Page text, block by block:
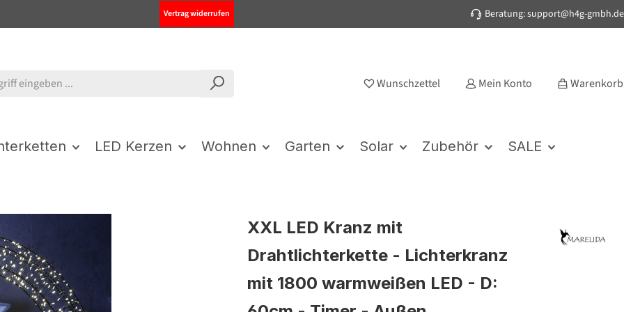
Vertrag widerrufen Beratung: support@h4g-gmbh.de
Wunschzettel Mein Konto Warenkorb
LED Kerzen Wohnen Garten Solar Zubehör SALE
XXL LED Kranz mit
Drahtlichterkette - Lichterkranz
mit 1800 warmweißen LED - D: